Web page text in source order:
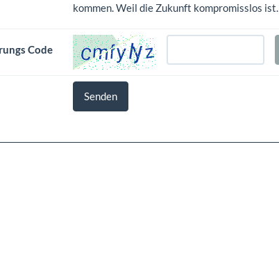
kommen. Weil die Zukunft kompromisslos ist.
Code